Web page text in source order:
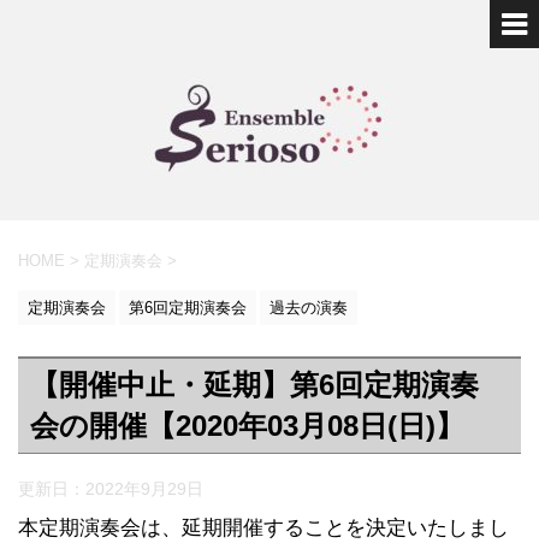
HOME > 定期演奏会 >
定期演奏会 第6回定期演奏会 過去の演奏
【開催中止・延期】第6回定期演奏
会の開催【2020年03月08日(日)】
更新日： 2022年9月29日
本定期演奏会は、延期開催することを決定いたしまし